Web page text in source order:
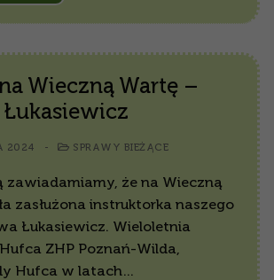
Wieczną Wartę –
2024 - SPRAWY BIEŻĄCE
zawiadamiamy, że na Wieczną
zasłużona instruktorka naszego
Łukasiewicz. Wieloletnia
ZHP Poznań-Wilda,
Hufca w latach…